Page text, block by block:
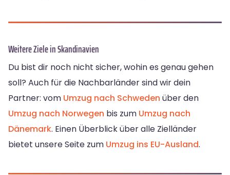
Weitere Ziele in Skandinavien
Du bist dir noch nicht sicher, wohin es genau gehen
soll? Auch für die Nachbarländer sind wir dein
Partner: vom Umzug nach Schweden über den
Umzug nach Norwegen bis zum Umzug nach
Dänemark. Einen Überblick über alle Zielländer
bietet unsere Seite zum Umzug ins EU-Ausland.